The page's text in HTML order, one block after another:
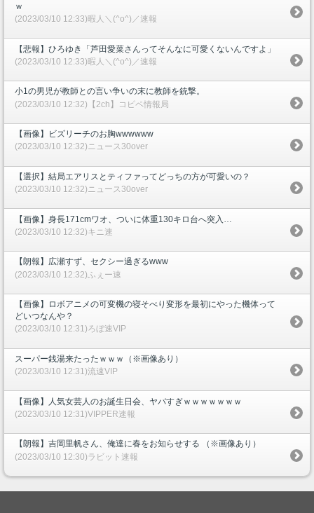
ｗ
(2023/03/10 12:33)暇人＼(^o^)／速報
【悲報】ひろゆき「芦田愛菜さんってそんなに可愛くないんですよ」
(2023/03/10 12:33)暇人＼(^o^)／速報
小1の男児が教師との言い争いの末に教師を銃撃。
(2023/03/10 12:32)【2ch】コピペ情報局
【画像】ビズリーチのお胸wwwwww
(2023/03/10 12:32)ニュース30over
【選択】結局エアリスとティファってどっちの方が可愛いの？
(2023/03/10 12:32)ニュース30over
【画像】身長171cmワオ、ついに体重130キロ台へ突入…
(2023/03/10 12:32)キニ速
【朗報】広瀬すず、セクシー過ぎるwww
(2023/03/10 12:32)ふぇー速
【画像】ロボアニメの可変機の寝そべり変形を最初にやった機体って
どいつなんや？
(2023/03/10 12:31)ろぼ速VIP
スーパー銭湯来たったｗｗｗ（※画像あり）
(2023/03/10 12:31)流速VIP
【画像】人気女芸人のお誕生日会、ヤバすぎｗｗｗｗｗｗｗ
(2023/03/10 12:31)VIPPER速報
【朗報】吉岡里帆さん、俺達に春をお知らせする （※画像あり）
(2023/03/10 12:30)ラビット速報